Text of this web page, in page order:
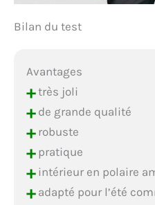
Bilan du test
Avantages
+très joli
+de grande qualité
+robuste
+pratique
+intérieur en polaire
+adapté pour l’été